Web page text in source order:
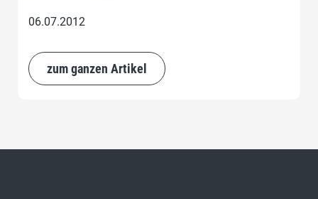
06.07.2012
zum ganzen Artikel